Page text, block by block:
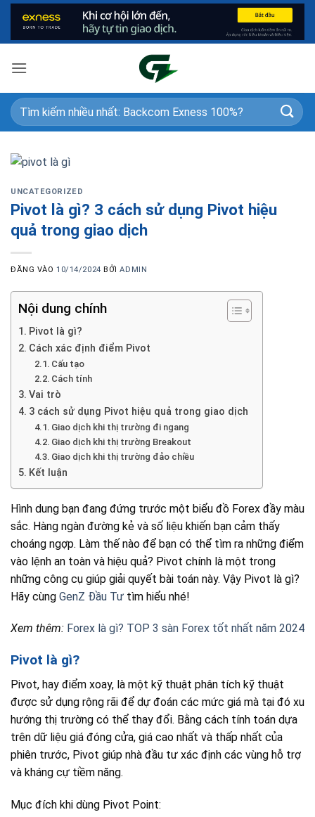
Bỏ
nội
dung
UNCATEGORIZED
Pivot là gì? 3 cách sử dụng Pivot hiệu
quả trong giao dịch
ĐĂNG VÀO10/14/2024 BỞIADMIN
Nội dung chính
Pivot là gì?
Cách xác định điểm Pivot
Cấu tạo
Cách tính
Vai trò
3 cách sử dụng Pivot hiệu quả trong giao dịch
Giao dịch khi thị trường đi ngang
Giao dịch khi thị trường Breakout
Giao dịch khi thị trường đảo chiều
Kết luận
Hình dung bạn đang đứng trước một biểu đồ Forex đầy màu
sắc. Hàng ngàn đường kẻ và số liệu khiến bạn cảm thấy
choáng ngợp. Làm thế nào để bạn có thể tìm ra những điểm
vào lệnh an toàn và hiệu quả? Pivot chính là một trong
những công cụ giúp giải quyết bài toán này. Vậy Pivot là gì?
Hãy cùng GenZ Đầu Tư tìm hiểu nhé!
Xem thêm: Forex là gì? TOP 3 sàn Forex tốt nhất năm 2024
Pivot là gì?
Pivot, hay điểm xoay, là một kỹ thuật phân tích kỹ thuật
được sử dụng rộng rãi để dự đoán các mức giá mà tại đó xu
hướng thị trường có thể thay đổi. Bằng cách tính toán dựa
trên dữ liệu giá đóng cửa, giá cao nhất và thấp nhất của
phiên trước, Pivot giúp nhà đầu tư xác định các vùng hỗ trợ
và kháng cự tiềm năng.
Mục đích khi dùng Pivot Point: